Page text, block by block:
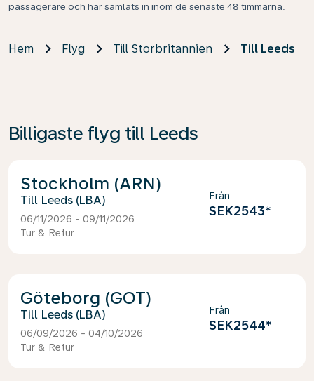
passagerare och har samlats in inom de senaste 48 timmarna.
Hem Flyg Till Storbritannien Till Leeds
Billigaste flyg till Leeds
Stockholm (ARN)
Leeds (LBA)
06/11/2026 - 09/11/2026
Tur & Retur
Från
SEK2543*
Göteborg (GOT)
Leeds (LBA)
06/09/2026 - 04/10/2026
Tur & Retur
Från
SEK2544*